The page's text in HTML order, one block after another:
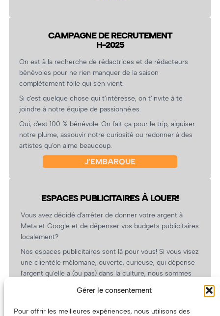
Gérer le consentement
Pour offrir les meilleures expériences, nous utilisons des
CAMPAGNE DE RECRUTEMENT
H-2025
On est à la recherche de rédactrices et de rédacteurs
bénévoles pour ne rien manquer de la saison
complètement folle qui s’en vient.
Si c’est quelque chose qui t’intéresse, on t’invite à te
joindre à notre équipe de passionné.es.
Oui, c’est 100 % bénévole. On fait ça pour le trip, aiguiser
notre plume, assouvir notre curiosité ou redonner à des
artistes qu’on aime beaucoup.
J’EMBARQUE
ESPACES PUBLICITAIRES À LOUER!
Vous avez décidé d’arrêter de donner votre argent à
Meta et Google et de dépenser vos budgets publicitaires
localement?
Nos espaces publicitaires sont là pour vous! Si vous visez
une clientèle mélomane, ouverte, curieuse, qui dépense
l’argent qu’elle a (ou pas) dans la culture, nous sommes
revient.